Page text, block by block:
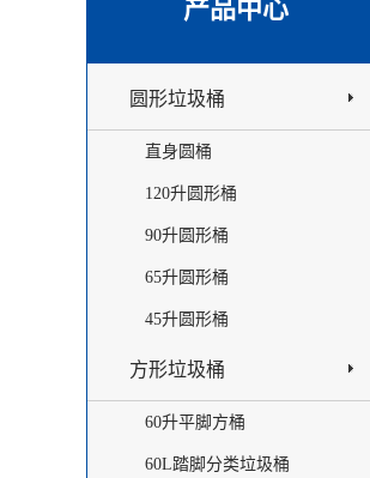
产品中心
圆形垃圾桶
直身圆桶
120升圆形桶
90升圆形桶
65升圆形桶
45升圆形桶
方形垃圾桶
60升平脚方桶
60L踏脚分类垃圾桶